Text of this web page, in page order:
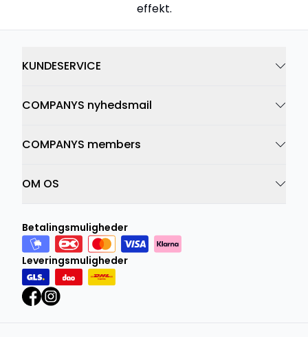
effekt.
KUNDESERVICE
COMPANYS nyhedsmail
COMPANYS members
OM OS
Betalingsmuligheder
Leveringsmuligheder